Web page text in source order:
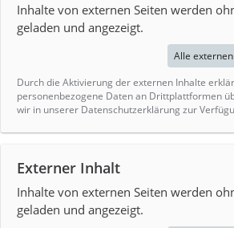
Inhalte von externen Seiten werden
geladen und angezeigt.
Alle
Durch die Aktivierung der externen Inhalte
personenbezogene Daten an Drittplattformen
wir in unserer Datenschutzerklärung zur
Externer Inhalt
Inhalte von externen Seiten werden
geladen und angezeigt.